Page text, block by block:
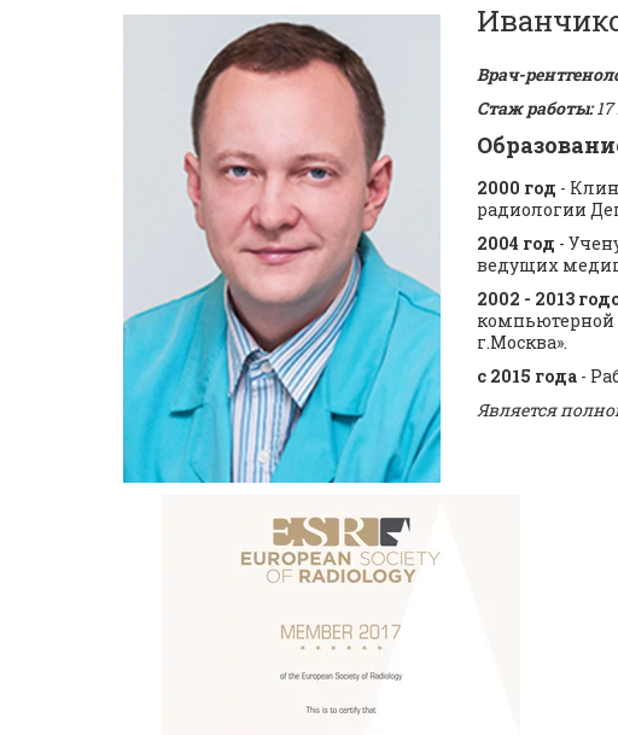
Врач-
Стаж работы:
2000 год -
радиологии
2004 год -
ведущих
2002 - 2013
компьютерной
г.Москва».
с 2015 года-
Является